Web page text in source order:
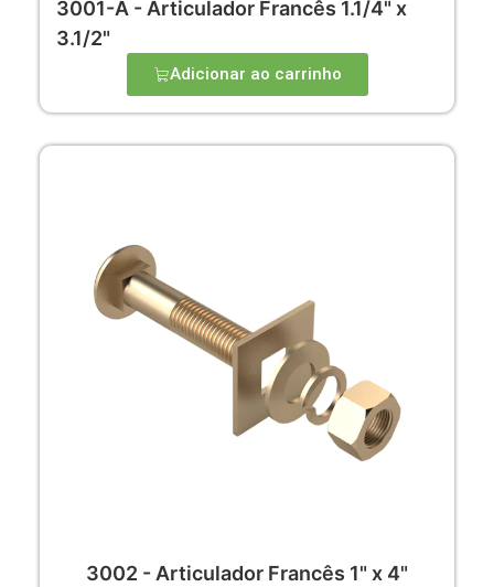
3001-A - Articulador Francês 1.1/4" x
3.1/2"
Adicionar ao carrinho
3002 - Articulador Francês 1" x 4"